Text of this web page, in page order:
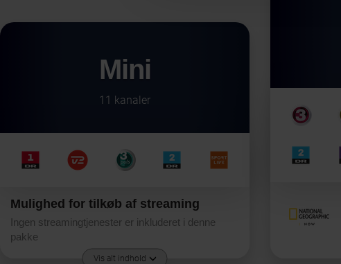
Mini
11 kanaler
Mulighed for tilkøb af streaming
Ingen streamingtjenester er inkluderet i denne
pakke
Vis alt indhold